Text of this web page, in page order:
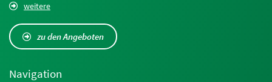
weitere
zu den Angeboten
Navigation